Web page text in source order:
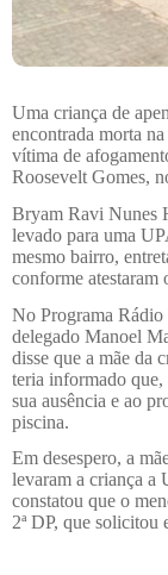
Uma criança de
encontrada morta
vítima de
Roosevelt Gomes,
Bryam Ravi Nunes
levado para uma
mesmo bairro,
conforme atestaram
No Programa
delegado Manoel
disse que a mãe da
teria informado que,
sua ausência e ao
piscina.
Em desespero, a
levaram a criança a
constatou que o
2ª DP, que solicitou